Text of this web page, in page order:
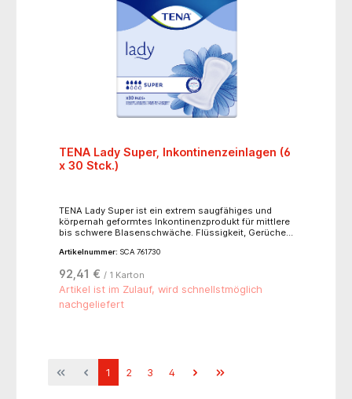
TENA Lady Super, Inkontinenzeinlagen (6
x 30 Stck.)
TENA Lady Super ist ein extrem saugfähiges und
körpernah geformtes Inkontinenzprodukt für mittlere
bis schwere Blasenschwäche. Flüssigkeit, Gerüche
Core (schnelltrocknenden Kerns) sofort aufgesaugt
Die großzügig bemessene Länge und Dicke der
Einlage bieten sicheren Schutz, egal ob Sie liegen,
sitzen oder Ihren täglichen Aktivitäten nachgehen.
Die seidig-weiche Oberfläche ist bequem und fühlt
Artikelnummer: SCA 761730
92,41 € / 1 Karton
Artikel ist im Zulauf, wird schnellstmöglich
nachgeliefert
1 2 3 4